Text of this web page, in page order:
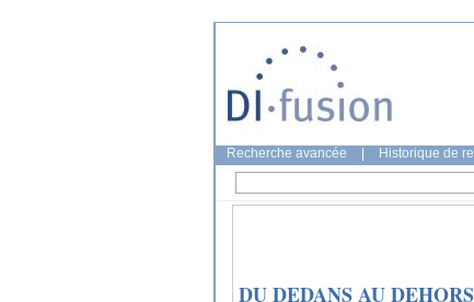
Recherche avancée Historique de
DU DEDANS AU